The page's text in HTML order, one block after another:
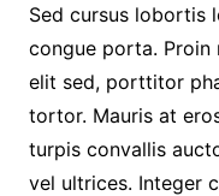
Sed cursus lobortis
congue porta. Proin
elit sed, porttitor
tortor. Mauris at
turpis convallis
vel ultrices. Integer